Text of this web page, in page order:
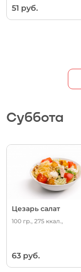
51 руб.
Суббота
Цезарь салат
100 гр., 275 ккал.,
63 руб.